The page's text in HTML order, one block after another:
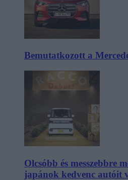
Bemutatkozott a
Olcsóbb és messzebbre
japánok kedvenc autóit